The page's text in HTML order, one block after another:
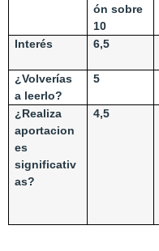
ón sobre
10
Interés 6,5
¿Volverías
a leerlo?
5
¿Realiza
aportacion
es
significativ
as?
4,5